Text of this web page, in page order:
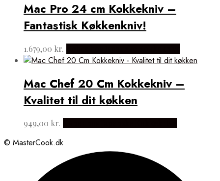
Mac Pro 24 cm Kokkekniv –
Fantastisk Køkkenkniv!
1.679,00 kr.
Mac Chef 20 Cm Kokkekniv –
Kvalitet til dit køkken
949,00 kr.
© MasterCook.dk